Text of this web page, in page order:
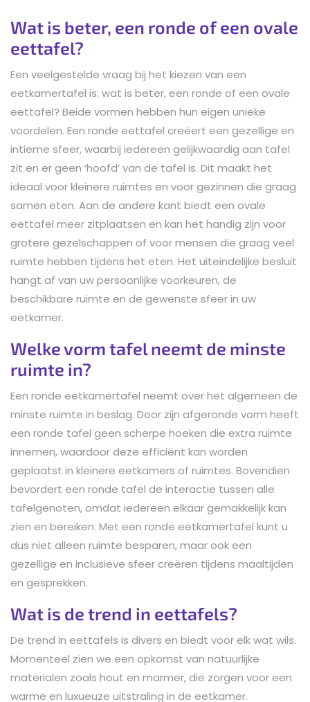
Wat is beter, een ronde of een ovale
eettafel?
Een veelgestelde vraag bij het kiezen van een
eetkamertafel is: wat is beter, een ronde of een ovale
eettafel? Beide vormen hebben hun eigen unieke
voordelen. Een ronde eettafel creëert een gezellige en
intieme sfeer, waarbij iedereen gelijkwaardig aan tafel
zit en er geen ‘hoofd’ van de tafel is. Dit maakt het
ideaal voor kleinere ruimtes en voor gezinnen die graag
samen eten. Aan de andere kant biedt een ovale
eettafel meer zitplaatsen en kan het handig zijn voor
grotere gezelschappen of voor mensen die graag veel
ruimte hebben tijdens het eten. Het uiteindelijke besluit
hangt af van uw persoonlijke voorkeuren, de
beschikbare ruimte en de gewenste sfeer in uw
eetkamer.
Welke vorm tafel neemt de minste
ruimte in?
Een ronde eetkamertafel neemt over het algemeen de
minste ruimte in beslag. Door zijn afgeronde vorm heeft
een ronde tafel geen scherpe hoeken die extra ruimte
innemen, waardoor deze efficiënt kan worden
geplaatst in kleinere eetkamers of ruimtes. Bovendien
bevordert een ronde tafel de interactie tussen alle
tafelgenoten, omdat iedereen elkaar gemakkelijk kan
zien en bereiken. Met een ronde eetkamertafel kunt u
dus niet alleen ruimte besparen, maar ook een
gezellige en inclusieve sfeer creëren tijdens maaltijden
en gesprekken.
Wat is de trend in eettafels?
De trend in eettafels is divers en biedt voor elk wat wils.
Momenteel zien we een opkomst van natuurlijke
materialen zoals hout en marmer, die zorgen voor een
warme en luxueuze uitstraling in de eetkamer.